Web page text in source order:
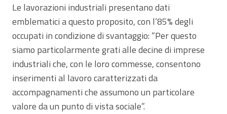
Le lavorazioni industriali presentano dati
emblematici a questo proposito, con l’85% degli
occupati in condizione di svantaggio: “Per questo
siamo particolarmente grati alle decine di imprese
industriali che, con le loro commesse, consentono
inserimenti al lavoro caratterizzati da
accompagnamenti che assumono un particolare
valore da un punto di vista sociale”.